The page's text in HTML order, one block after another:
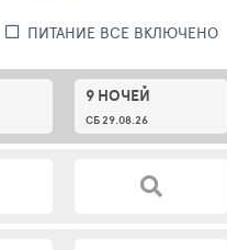
ПИТАНИЕ ВСЕ ВКЛЮЧЕНО
9 НОЧЕЙ
СБ 29.08.26